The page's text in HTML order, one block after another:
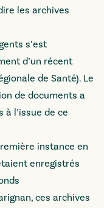
les archives
s’est
d’un récent
de Santé). Le
de documents a
l’issue de ce
instance en
enregistrés
ces archives